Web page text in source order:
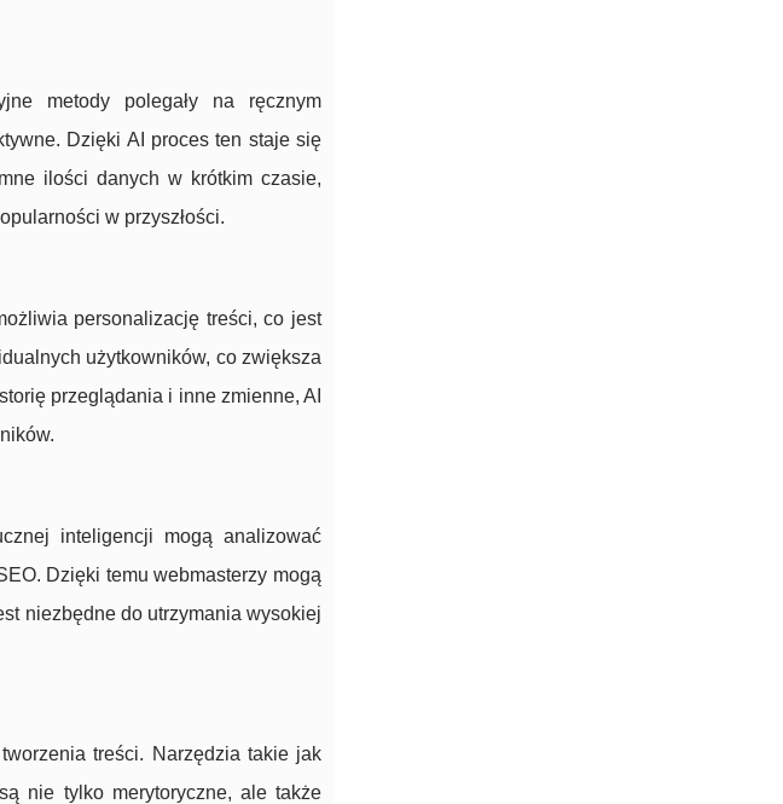
metody polegały na ręcznym
Dzięki AI proces ten staje się
ilości danych w krótkim czasie,
w przyszłości.
personalizację treści, co jest
użytkowników, co zwiększa
przeglądania i inne zmienne, AI
inteligencji mogą analizować
Dzięki temu webmasterzy mogą
niezbędne do utrzymania wysokiej
treści. Narzędzia takie jak
nie tylko merytoryczne, ale także